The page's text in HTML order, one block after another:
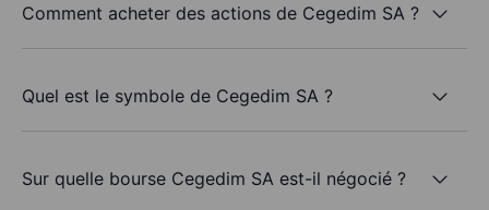
Comment acheter des actions de Cegedim SA ?
Quel est le symbole de Cegedim SA ?
Sur quelle bourse Cegedim SA est-il négocié ?